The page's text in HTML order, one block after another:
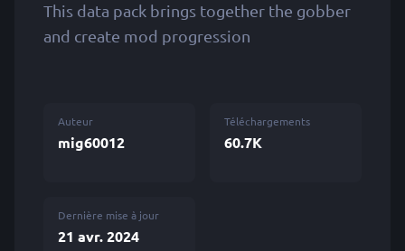
This data pack brings together the gobber
and create mod progression
Auteur
mig60012
Téléchargements
60.7K
Dernière mise à jour
21 avr. 2024